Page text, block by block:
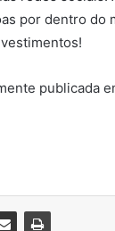
por dentro do
publicada